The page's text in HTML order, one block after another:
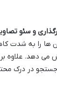
و سئو